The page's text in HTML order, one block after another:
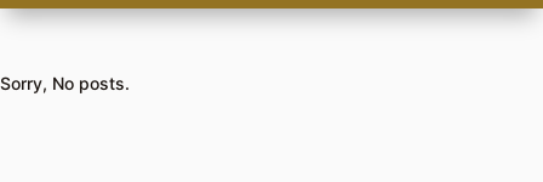
Sorry, No posts.